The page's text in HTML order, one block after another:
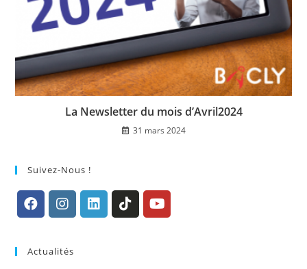
La Newsletter du mois d’Avril2024
31 mars 2024
Suivez-Nous !
un
Actualités